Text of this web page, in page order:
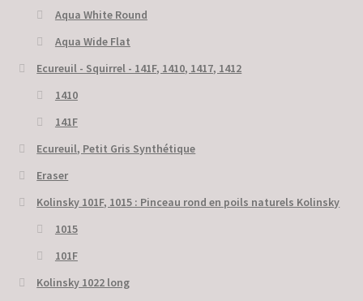
Aqua White Round
Aqua Wide Flat
Ecureuil - Squirrel - 141F, 1410, 1417, 1412
1410
141F
Ecureuil, Petit Gris Synthétique
Eraser
Kolinsky 101F, 1015 : Pinceau rond en poils naturels Kolinsky
1015
101F
Kolinsky 1022 long